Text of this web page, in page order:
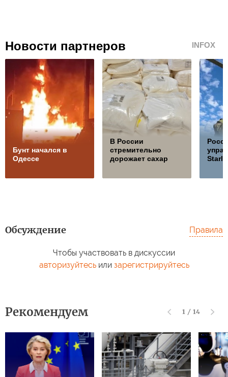
Новости партнеров INFOX
Бунт начался в
Одессе
В России
стремительно
дорожает сахар
Обсуждение Правила
Чтобы участвовать в дискуссии
авторизуйтесьили зарегистрируйтесь
Рекомендуем 1 / 14